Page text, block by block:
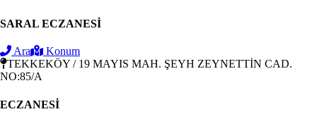
SARAL ECZANESİ
Ara
Konum
TEKKEKÖY / 19 MAYIS MAH. ŞEYH ZEYNETTİN CAD.
NO:85/A
ECZANESİ